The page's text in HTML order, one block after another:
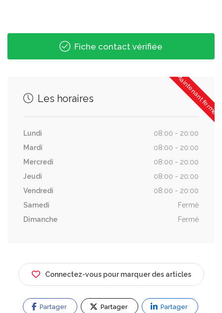
Fiche contact vérifiée
Maintenant fermé
Les horaires
Lundi
08:00 - 20:00
Mardi
08:00 - 20:00
Mercredi
08:00 - 20:00
Jeudi
08:00 - 20:00
Vendredi
08:00 - 20:00
Samedi
Fermé
Dimanche
Fermé
Connectez-vous pour marquer des articles
Partager Partager Partager